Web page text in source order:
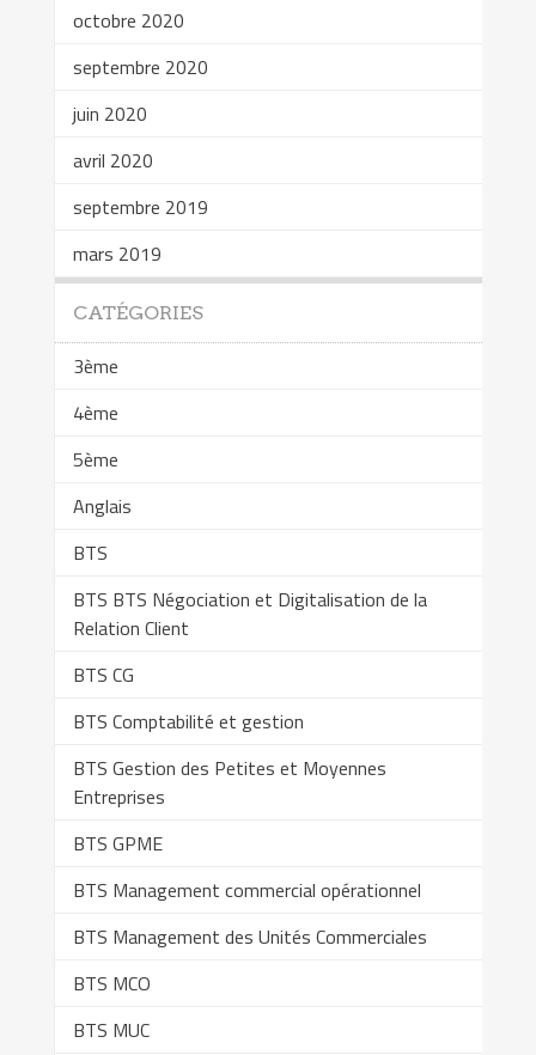
octobre 2020
septembre 2020
juin 2020
avril 2020
septembre 2019
mars 2019
CATÉGORIES
3ème
4ème
5ème
Anglais
BTS
BTS BTS Négociation et Digitalisation de la
Relation Client
BTS CG
BTS Comptabilité et gestion
BTS Gestion des Petites et Moyennes
Entreprises
BTS GPME
BTS Management commercial opérationnel
BTS Management des Unités Commerciales
BTS MCO
BTS MUC